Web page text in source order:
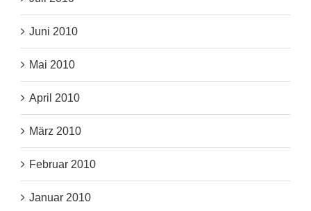
Juni 2010
Mai 2010
April 2010
März 2010
Februar 2010
Januar 2010